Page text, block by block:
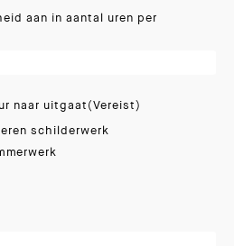
aan in aantal uren per
naar uitgaat(Vereist)
schilderwerk